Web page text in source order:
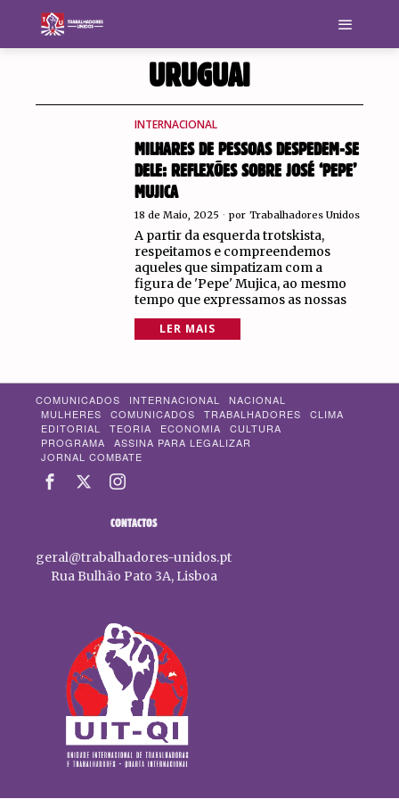
URUGUAI
INTERNACIONAL
MILHARES DE PESSOAS DESPEDEM-SE
DELE: REFLEXÕES SOBRE JOSÉ ‘PEPE’
MUJICA
18 de Maio, 2025 por Trabalhadores Unidos
A partir da esquerda trotskista,
respeitamos e compreendemos
aqueles que simpatizam com a
figura de 'Pepe' Mujica, ao mesmo
tempo que expressamos as nossas
LER MAIS
COMUNICADOS INTERNACIONAL
NACIONAL
MULHERES
COMUNICADOS TRABALHADORES
CLIMA
EDITORIAL
TEORIA ECONOMIA
CULTURA
PROGRAMA
ASSINA PARA LEGALIZAR
JORNAL COMBATE
CONTACTOS
geral@trabalhadores-unidos.pt
Rua Bulhão Pato 3A, Lisboa